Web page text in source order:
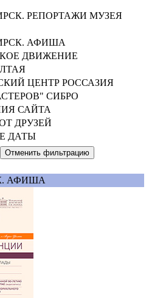
РЕПОРТАЖИ МУЗЕЯ
АФИША
ДВИЖЕНИЕ
ЦЕНТР РОССАЗИЯ
СИБРО
САЙТА
ДРУЗЕЙ
ДАТЫ
АФИША